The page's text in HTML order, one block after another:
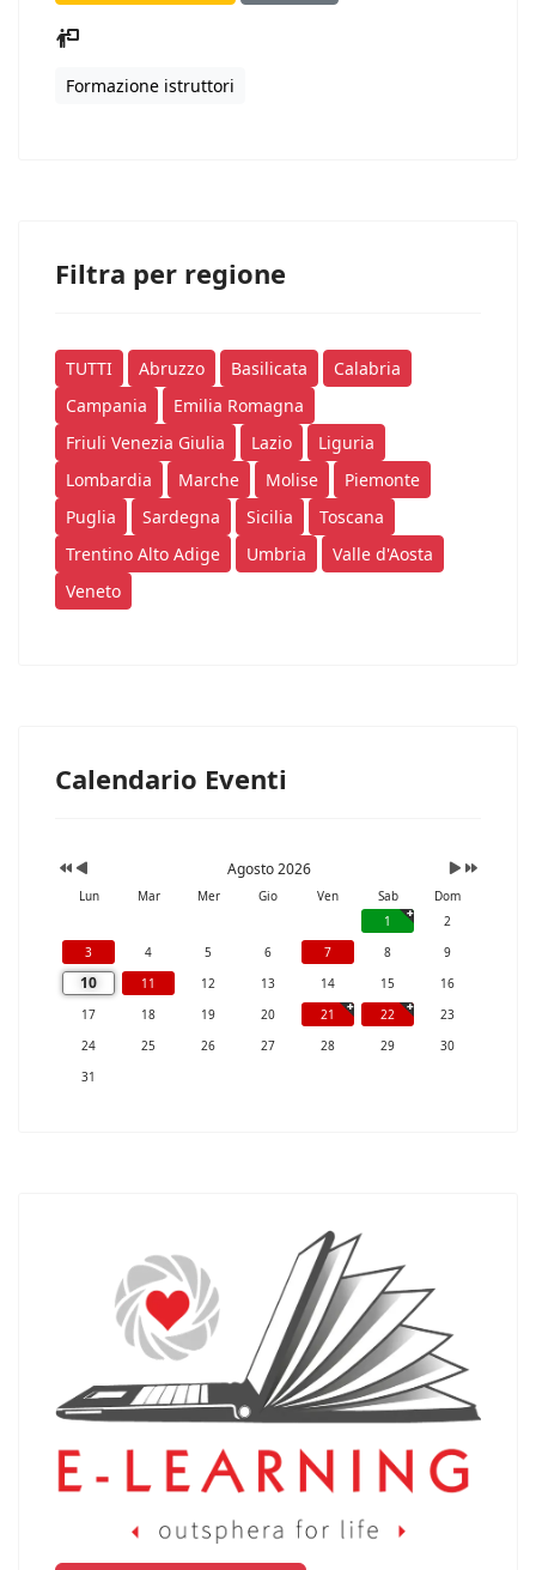
Formazione istruttori
Filtra per regione
TUTTI Abruzzo Basilicata
Calabria
Campania
Emilia Romagna
Friuli Venezia Giulia
Lazio
Liguria
Lombardia
Marche Molise
Piemonte
Puglia
Sardegna Sicilia
Toscana
Trentino Alto Adige
Umbria
Valle d'Aosta
Veneto
Calendario Eventi
Agosto 2026
Lun Mar Mer Gio Ven Sab
Dom
1
2
3
4 5 6 7 8 9
10 11 12 13 14 15
16
17
18 19 20 21 22
23
24
25 26 27 28 29
30
31